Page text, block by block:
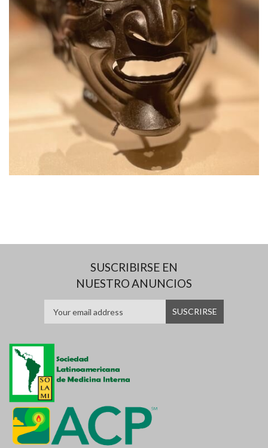
SUSCRIBIRSE EN
NUESTRO ANUNCIOS